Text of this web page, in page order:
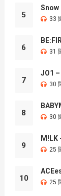
5
Snow
33
6 31
7
JO1 –
30
8 30
9
M!LK
25
10 25